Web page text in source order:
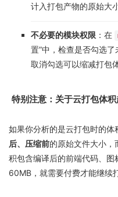
计入打包产物的原始大
不必要的模块权限 ：在
置”中，检查是否勾选
取消勾选可以缩减打包体
特别注意：关于云打包体
如果你分析的是云打包时的
后、压缩前的原始文件大小，
积包含编译后的前端代码、
60MB，就需要付费才能继续